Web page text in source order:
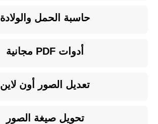
حاسبة الحمل والولادة
أدوات PDF مجانية
تعديل الصور أون لاين
تحويل صيغة الصور